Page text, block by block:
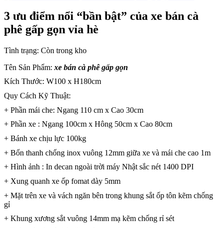
3 ưu điểm nổi “bần bật” của xe bán cà
phê gấp gọn vỉa hè
Tình trạng: Còn trong kho
Tên Sản Phẩm: xe bán cà phê gấp gọn
Kích Thước: W100 x H180cm
Quy Cách Kỹ Thuật:
+ Phần mái che: Ngang 110 cm x Cao 30cm
+ Phần xe : Ngang 100cm x Hông 50cm x Cao 80cm
+ Bánh xe chịu lực 100kg
+ Bốn thanh chống inox vuông 12mm giữa xe và mái che cao 1m
+ Hình ảnh : In decan ngoài trời máy Nhật sắc nét 1400 DPI
+ Xung quanh xe ốp fomat dày 5mm
+ Mặt trên xe và vách ngăn bên trong khung sắt ốp tôn kẽm chống
gỉ
+ Khung xương sắt vuông 14mm mạ kẽm chống rỉ sét